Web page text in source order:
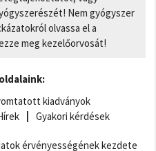
Nem gyógyszer
olvassa el a
meg kezelőorvosát!
kiadványok
Gyakori kérdések
érvényességének kezdete